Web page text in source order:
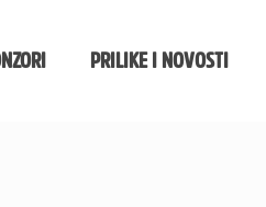
PRILIKE I NOVOSTI